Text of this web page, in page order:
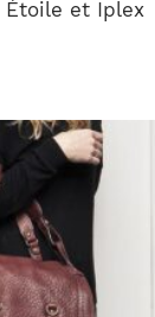
Étoile et Iplex